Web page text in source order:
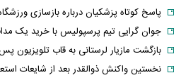
پاسخ کوتاه پزشکیان درباره بازسازی
جوان گرایی تیم پرسپولیس با خرید یک مدافع ۲۲
بازگشت مازیار لرستانی به قاب تلویزیون
نخستین واکنش ذوالقدر بعد از شایعات